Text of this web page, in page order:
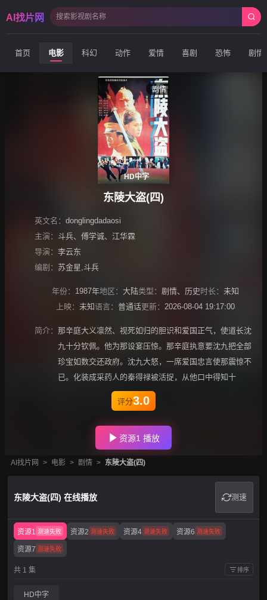
AI找片网
首页 电影 科幻 动作 爱情 喜剧 恐怖 剧情
剧情
HD中字
东陵大盗(四)
英文名： donglingdadaosi
主演： 斗兵、 傅学诚、 江华霖
导演： 李云东
编剧： 苏金星,斗兵
年份： 1987年地区： 大陆类型： 剧情、 历史 时长： 未知
上映： 未知语言： 普通话更新： 2026-08-04 19:17:00
简介： 那辛庭大义凛然、视死如归的胆识和爱国正气，使道长沈
九十分钦佩。他为那设宴压惊。那辛庭执意要沈九把全部
珍宝如数交还政府。沈九大怒，一席爱国忠言使那震惊不
已。化装成采药人的秦得禄被活捉，从他口中得知十
评分3.0
资源1 播放
AI找片网 > 电影 > 剧情 > 东陵大盗(四)
东陵大盗(四) 在线播放 测速
资源1 测速失败 资源2 测速失败 资源4 测速失败 资源6 测速失败
资源7 测速失败
共 1 集 排序
HD中字